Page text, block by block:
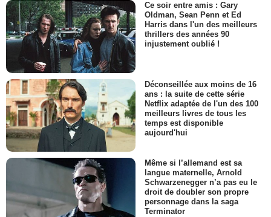
Ce soir entre amis : Gary
Oldman, Sean Penn et Ed
Harris dans l'un des meilleurs
thrillers des années 90
injustement oublié !
Déconseillée aux moins de 16
ans : la suite de cette série
Netflix adaptée de l'un des 100
meilleurs livres de tous les
temps est disponible
aujourd'hui
Même si l’allemand est sa
langue maternelle, Arnold
Schwarzenegger n’a pas eu le
droit de doubler son propre
personnage dans la saga
Terminator